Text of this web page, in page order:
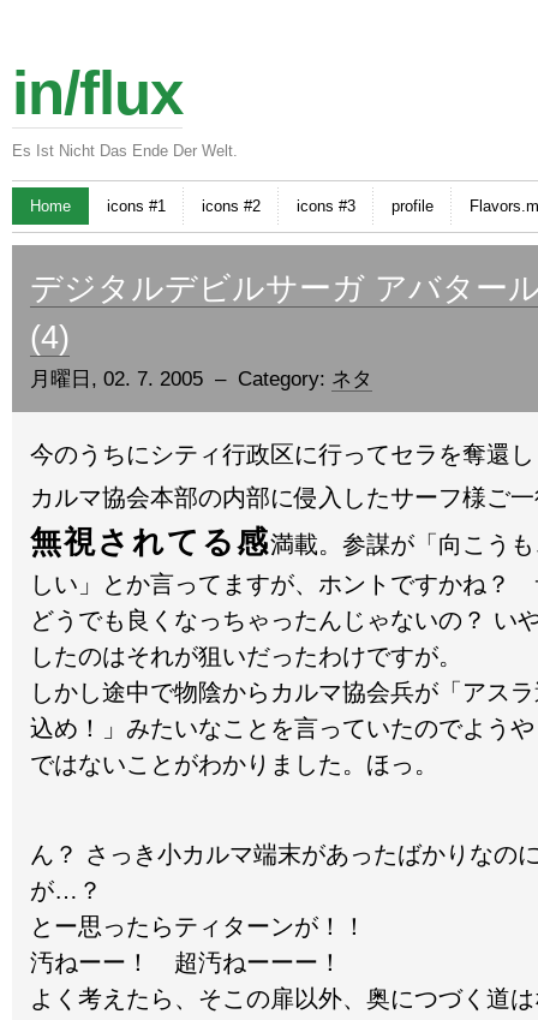
in/flux
Es Ist Nicht Das Ende Der Welt.
Home icons #1 icons #2 icons #3 profile
デジタルデビルサーガ アバター
(4)
月曜日, 02. 7. 2005 – Category: ネタ
今のうちにシティ行政区に行ってセラを奪還
カルマ協会本部の内部に侵入したサーフ様ご
無視されてる感満載。参謀が「向こう
しい」とか言ってますが、ホントですかね？
どうでも良くなっちゃったんじゃないの？ い
したのはそれが狙いだったわけですが。
しかし途中で物陰からカルマ協会兵が「アス
込め！」みたいなことを言っていたのでよう
ではないことがわかりました。ほっ。
ん？ さっき小カルマ端末があったばかりなの
が…？
とー思ったらティターンが！！
汚ねーー！ 超汚ねーーー！
よく考えたら、そこの扉以外、奥につづく道